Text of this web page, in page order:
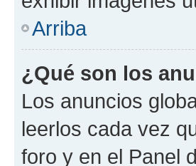
Arriba
¿Qué son los
Los anuncios
leerlos cada vez
foro y en el Panel